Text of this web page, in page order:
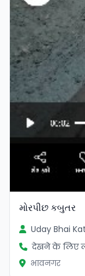
મોરપીછ કબુતર
Uday Bhai
देखने के लिए
भावनगर